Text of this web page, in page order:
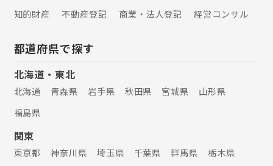
知的財産
不動産登記 商業・法人登記 経営コンサル
都道府県で探す
北海道・東北
北海道 青森県 岩手県 秋田県 宮城県
山形県
福島県
関東
東京都 神奈川県 埼玉県 千葉県 群馬県
栃木県